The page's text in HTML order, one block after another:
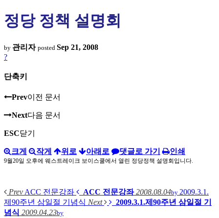
정당 정책 설명회
by 관리자 posted Sep 21, 2008
?
단축키
Prev이전 문서
Next다음 문서
ESC닫기
크게 작게 위로 아래로 댓글로 가기 인쇄
9월20일 오후에 웨스트레이크 보이스쿨에서 열린 정당정책 설명회입니다.
PrevACC 전문강좌 ACC 전문강좌 2008.08.04by 2009.3.1.
제90주년 삼일절 기념식 Next
2009.3.1.제90주년 삼일절 기
념식 2009.04.23by